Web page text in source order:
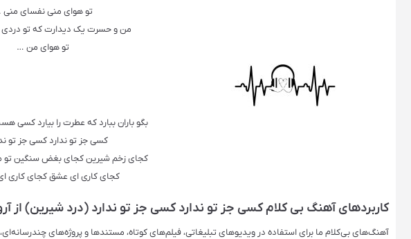
تو هوای منی نفسای
من و حسرت یک دیدارت که تو دردی
تو هوای من …
بگو باران ببارد که عطرت را بیارد کسی
کسی جز تو ندارد کسی جز تو
کجای زخم شیرین کجای بغض سنگین تو
کجای کاری ای عشق کجای کاری
کاربردهای آهنگ بی کلام کسی جز تو ندارد کسی جز تو ندارد (درد شیرین) از
آهنگ‌های بی‌کلام ما برای استفاده در ویدیوهای تبلیغاتی، فیلم‌های کوتاه، مستندها و پروژه‌های